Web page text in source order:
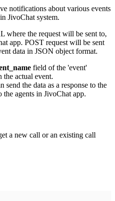
notifications about various events
JivoChat system.
where the request will be sent to,
app. POST request will be sent
data in JSON object format.
field of the 'event'
the actual event.
send the data as a response to the
agents in JivoChat app.
a new call or an existing call